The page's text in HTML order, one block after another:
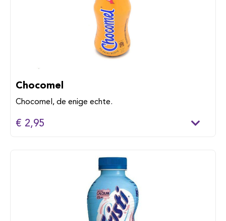
Chocomel
Chocomel, de enige echte.
€ 2,95